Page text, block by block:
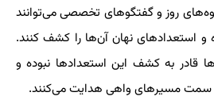
روز و گفتگوهای تخصصی می‌توانند
و استعدادهای نهان آن‌ها را کشف کنند.
قادر به کشف این استعدادها نبوده و
به سمت مسیرهای واهی هدایت می‌کنند.